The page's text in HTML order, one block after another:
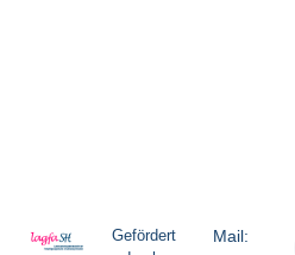
Gefördert
Mail: